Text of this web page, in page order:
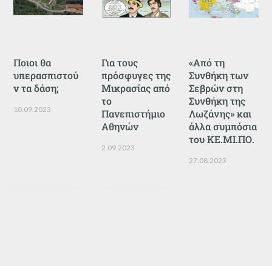
Ποιοι θα
υπερασπιστού
ν τα δάση;
10.09.2023
Για τους
πρόσφυγες της
Μικρασίας από
το
Πανεπιστήμιο
Αθηνών
2.09.2023
«Από τη
Συνθήκη των
Σεβρών στη
Συνθήκη της
Λωζάνης» και
άλλα συμπόσια
του ΚΕ.ΜΙ.ΠΟ.
27.08.2023